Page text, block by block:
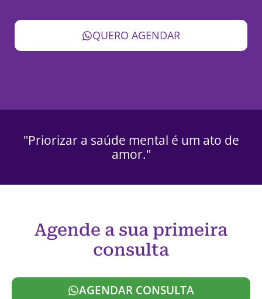
QUERO AGENDAR
"Priorizar a saúde mental é um ato de
amor."
Agende a sua primeira
consulta
AGENDAR CONSULTA